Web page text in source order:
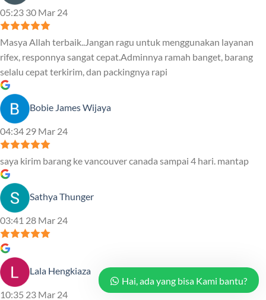
05:23 30 Mar 24
Masya Allah terbaik..Jangan ragu untuk menggunakan layanan
rifex, responnya sangat cepat.Adminnya ramah banget, barang
selalu cepat terkirim, dan packingnya rapi
Bobie James Wijaya
04:34 29 Mar 24
saya kirim barang ke vancouver canada sampai 4 hari. mantap
Sathya Thunger
03:41 28 Mar 24
Lala Hengkiaza
10:35 23 Mar 24
Hai, ada yang bisa Kami bantu?